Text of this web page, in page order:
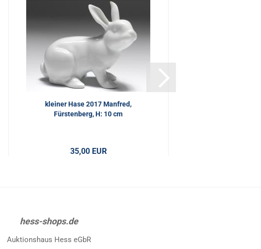
kleiner Hase 2017 Manfred,
Fürstenberg, H: 10 cm
35,00 EUR
hess-shops.de
Auktionshaus Hess eGbR